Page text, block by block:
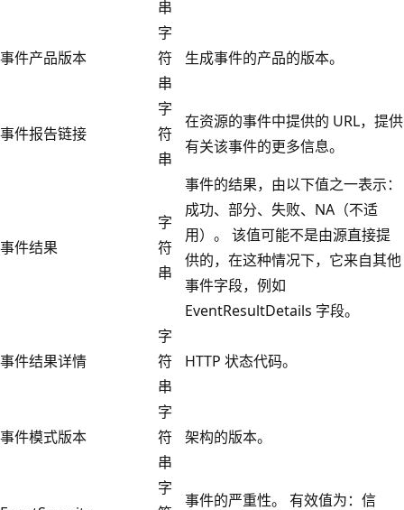
串
事件产品版本
字
符
串
生成事件的产品的版本。
事件报告链接
字
符
串
在资源的事件中提供的 URL，提供
有关该事件的更多信息。
事件结果
字
符
串
事件的结果，由以下值之一表示：
成功、部分、失败、NA（不适
用）。 该值可能不是由源直接提
供的，在这种情况下，它来自其他
事件字段，例如
EventResultDetails 字段。
事件结果详情
字
符
串
HTTP 状态代码。
事件模式版本
字
符
串
架构的版本。
字
事件的严重性。 有效值为：信